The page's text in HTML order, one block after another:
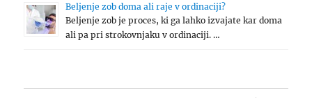
Beljenje zob doma ali raje v ordinaciji?
Beljenje zob je proces, ki ga lahko izvajate kar doma
ali pa pri strokovnjaku v ordinaciji. …